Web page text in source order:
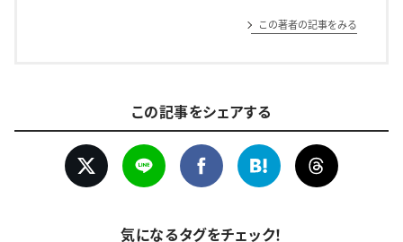
この著者の記事をみる
この記事をシェアする
気になるタグをチェック！